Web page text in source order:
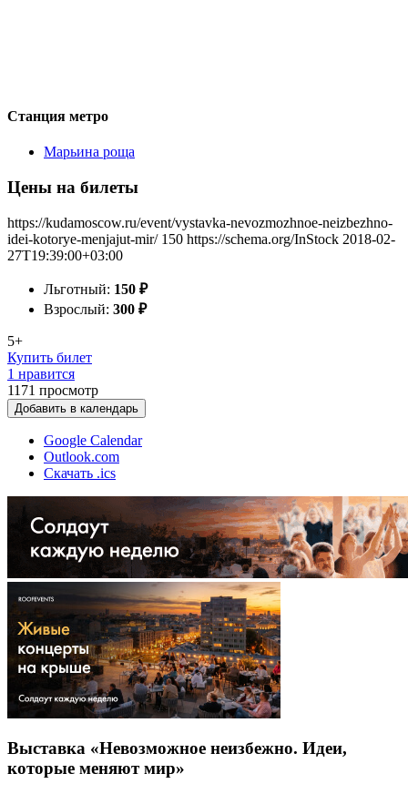
Станция метро
Марьина роща
Цены на билеты
https://kudamoscow.ru/event/vystavka-nevozmozhnoe-neizbezhno-
idei-kotorye-menjajut-mir/ 150 https://schema.org/InStock 2018-02-
27T19:39:00+03:00
Льготный: 150 ₽
Взрослый: 300 ₽
5+
Купить билет
1 нравится
1171 просмотр
Добавить в календарь
Google Calendar
Outlook.com
Скачать .ics
Выставка «Невозможное неизбежно. Идеи,
которые меняют мир»